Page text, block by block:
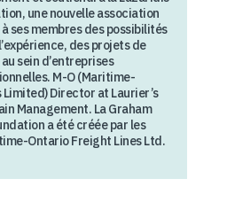
une nouvelle association
ses membres des possibilités
des projets de
sein d’entreprises
M-O (Maritime-
Director at Laurier’s
Management. La Graham
a été créée par les
Ontario Freight Lines Ltd.